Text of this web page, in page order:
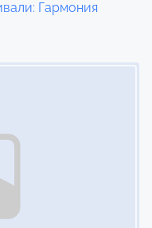
Гармония